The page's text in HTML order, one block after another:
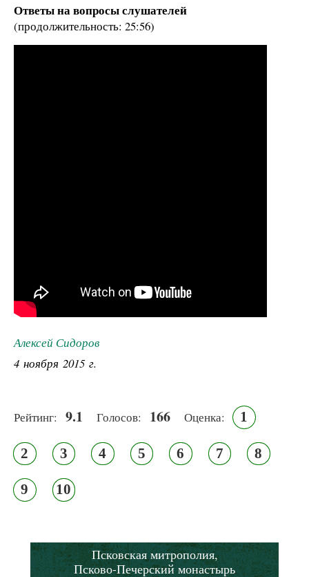
Ответы на вопросы слушателей
(продолжительность: 25:56)
Алексей Сидоров
4 ноября 2015 г.
Рейтинг: 9.1 Голосов: 166 Оценка: 1
2 3 4 5 6 7 8
9 10
Псковская митрополия,
Псково-Печерский монастырь